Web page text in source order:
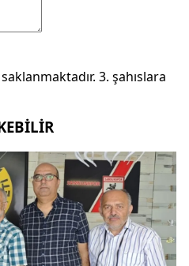
3. şahıslara